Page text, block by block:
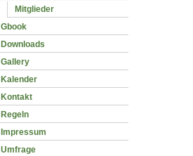
Mitglieder
Gbook
Downloads
Gallery
Kalender
Kontakt
Regeln
Impressum
Umfrage